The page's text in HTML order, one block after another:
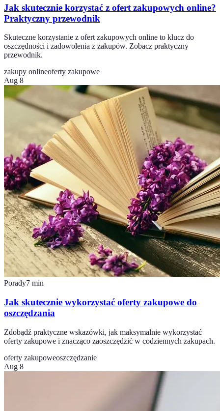
Jak skutecznie korzystać z ofert zakupowych online?
Praktyczny przewodnik
Skuteczne korzystanie z ofert zakupowych online to klucz do
oszczędności i zadowolenia z zakupów. Zobacz praktyczny
przewodnik.
zakupy onlineoferty zakupowe
Aug 8
Porady7 min
Jak skutecznie wykorzystać oferty zakupowe do
oszczędzania
Zdobądź praktyczne wskazówki, jak maksymalnie wykorzystać
oferty zakupowe i znacząco zaoszczędzić w codziennych zakupach.
oferty zakupoweoszczędzanie
Aug 8